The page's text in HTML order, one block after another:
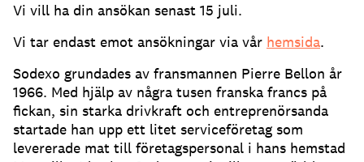
Vi vill ha din ansökan senast 15 juli.
Vi tar endast emot ansökningar via vår hemsida.
Sodexo grundades av fransmannen Pierre Bellon år
1966. Med hjälp av några tusen franska francs på
fickan, sin starka drivkraft och entreprenörsanda
startade han upp ett litet serviceföretag som
levererade mat till företagspersonal i hans hemstad